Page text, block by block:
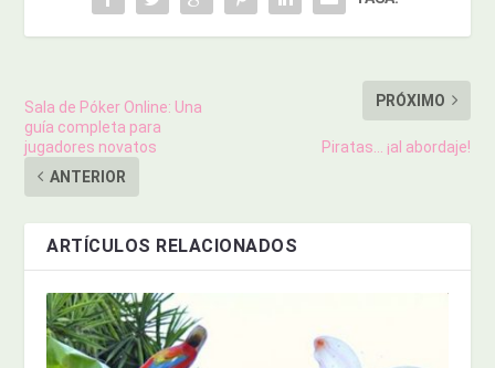
Sala de Póker Online: Una
guía completa para
jugadores novatos
ANTERIOR
PRÓXIMO
Piratas… ¡al abordaje!
ARTÍCULOS RELACIONADOS